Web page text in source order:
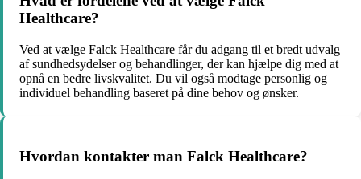
Healthcare?
Ved at vælge Falck Healthcare får du adgang til et bredt udvalg
af sundhedsydelser og behandlinger, der kan hjælpe dig med at
opnå en bedre livskvalitet. Du vil også modtage personlig og
individuel behandling baseret på dine behov og ønsker.
Hvordan kontakter man Falck Healthcare?